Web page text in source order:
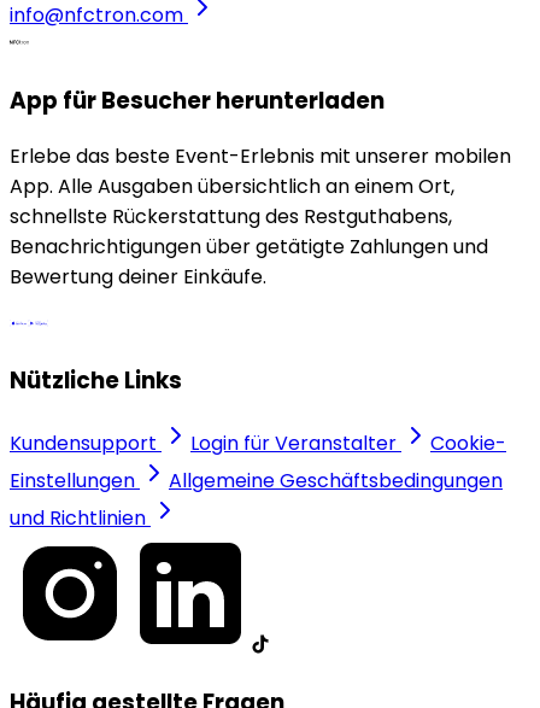
info@nfctron.com
App für Besucher herunterladen
Erlebe das beste Event-Erlebnis mit unserer mobilen
App. Alle Ausgaben übersichtlich an einem Ort,
schnellste Rückerstattung des Restguthabens,
Benachrichtigungen über getätigte Zahlungen und
Bewertung deiner Einkäufe.
Nützliche Links
Kundensupport Login für Veranstalter
Cookie-
Einstellungen
Allgemeine Geschäftsbedingungen
und Richtlinien